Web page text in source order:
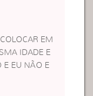
EM
IDADE E
E EU NÃO E